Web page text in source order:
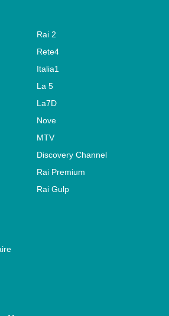
Rai 2
Rete4
Italia1
La 5
La7D
Nove
MTV
Discovery Channel
Rai Premium
Rai Gulp